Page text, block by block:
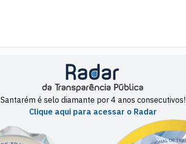
Santarém é selo diamante por 4 anos consecutivos!
Clique aqui para acessar o Radar